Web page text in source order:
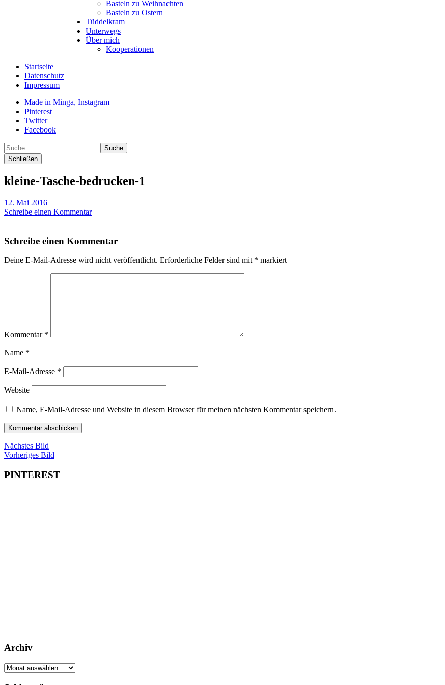
Basteln zu Weihnachten
Basteln zu Ostern
Tüddelkram
Unterwegs
Über mich
Kooperationen
Startseite
Datenschutz
Impressum
Made in Minga, Instagram
Pinterest
Twitter
Facebook
Suche
Schließen
kleine-Tasche-bedrucken-1
12. Mai 2016
Schreibe einen Kommentar
Schreibe einen Kommentar
Deine E-Mail-Adresse wird nicht veröffentlicht. Erforderliche Felder sind mit * markiert
Kommentar *
Name *
E-Mail-Adresse *
Website
Name, E-Mail-Adresse und Website in diesem Browser für meinen nächsten Kommentar speichern.
Nächstes Bild
Vorheriges Bild
PINTEREST
Archiv
Archiv